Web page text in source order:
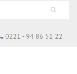
0221 - 94 86 51 22